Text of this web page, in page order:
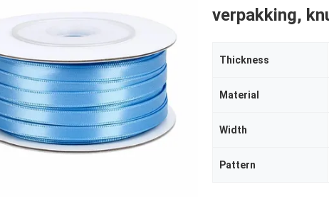
verpakking,
Thickness
Material
Width
Pattern